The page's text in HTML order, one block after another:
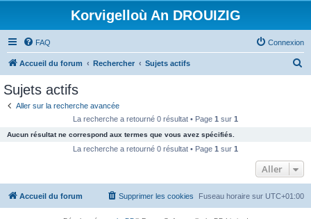
Korvigelloù An DROUIZIG
FAQ Connexion
Accueil du forum Rechercher Sujets actifs
c
e
Sujets actifs
Aller sur la recherche avancée
La recherche a retourné 0 résultat • Page 1 sur 1
Aucun résultat ne correspond aux termes que vous avez spécifiés.
La recherche a retourné 0 résultat • Page 1 sur 1
Aller
Accueil du forum Fuseau horaire sur UTC+01:00
Supprimer les cookies